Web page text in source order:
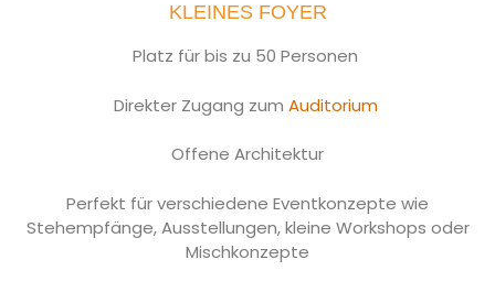
KLEINES FOYER
Platz für bis zu 50 Personen
Direkter Zugang zum Auditorium
Offene Architektur
Perfekt für verschiedene Eventkonzepte wie
Stehempfänge, Ausstellungen, kleine Workshops oder
Mischkonzepte